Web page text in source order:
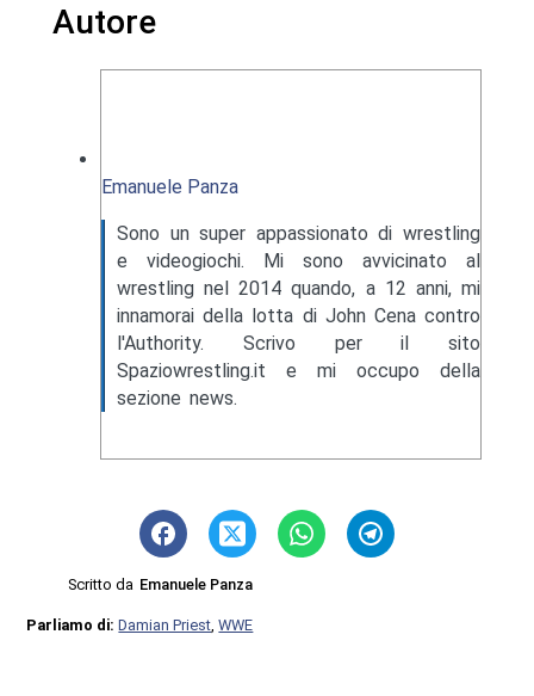
Autore
Emanuele Panza
Sono un super appassionato di wrestling
e videogiochi. Mi sono avvicinato al
wrestling nel 2014 quando, a 12 anni, mi
innamorai della lotta di John Cena contro
l'Authority. Scrivo per il sito
Spaziowrestling.it e mi occupo della
sezione news.
Scritto da Emanuele Panza
Parliamo di:Damian Priest ,WWE